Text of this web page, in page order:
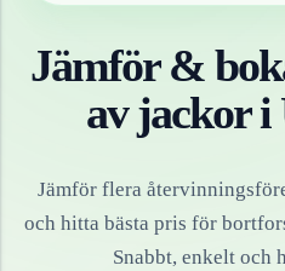
Jämför &
avjackori
Jämför flera
och hitta bästa pris för
Snabbt, enkelt och